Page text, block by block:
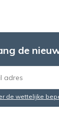
de
de wettelijke